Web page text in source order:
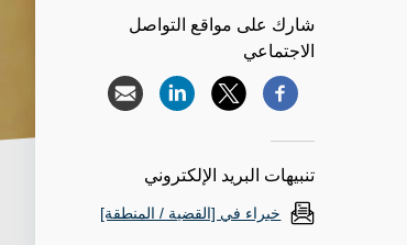
شارك على مواقع التواصل
الاجتماعي
تنبيهات البريد الإلكتروني
خبراء في [القضية / المنطقة]